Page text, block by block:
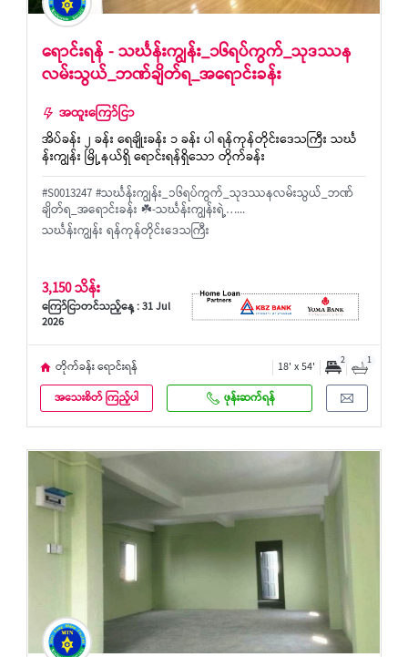
ရောင်းရန် - သင်္ဃန်းကျွန်း_၁၆ရပ်ကွက်_သုဒဿန
လမ်းသွယ်_ဘဏ်ချိတ်ရ_အရောင်းခန်း
အထူးကြော်ငြာ
အိပ်ခန်း ၂ ခန်း ရေချိုးခန်း ၁ ခန်း ပါ ရန်ကုန်တိုင်းဒေသကြီး သင်္ဃ
န်းကျွန်း မြို့နယ်ရှိ ရောင်းရန်ရှိသော တိုက်ခန်း
#S0013247 #သင်္ဃန်းကျွန်း_၁၆ရပ်ကွက်_သုဒဿနလမ်းသွယ်_ဘဏ်
ချိတ်ရ_အရောင်းခန်း ☘️-သင်္ဃန်းကျွန်းရဲ့…...
သင်္ဃန်းကျွန်း ရန်ကုန်တိုင်းဒေသကြီး
3,150 သိန်း
ကြော်ငြာတင်သည့်နေ့ : 31 Jul
2026
တိုက်ခန်း ရောင်းရန် 18' x 54' 2 1
အသေးစိတ် ကြည့်ပါ ဖုန်းဆက်ရန်